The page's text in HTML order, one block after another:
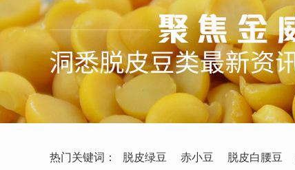
热门关键词： 脱皮绿豆 赤小豆 脱皮白腰豆